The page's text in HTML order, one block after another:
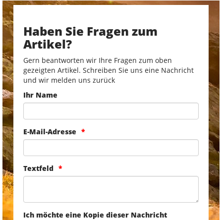
Haben Sie Fragen zum
Artikel?
Gern beantworten wir Ihre Fragen zum oben
gezeigten Artikel. Schreiben Sie uns eine Nachricht
und wir melden uns zurück
Ihr Name
E-Mail-Adresse
Textfeld
Ich möchte eine Kopie dieser Nachricht